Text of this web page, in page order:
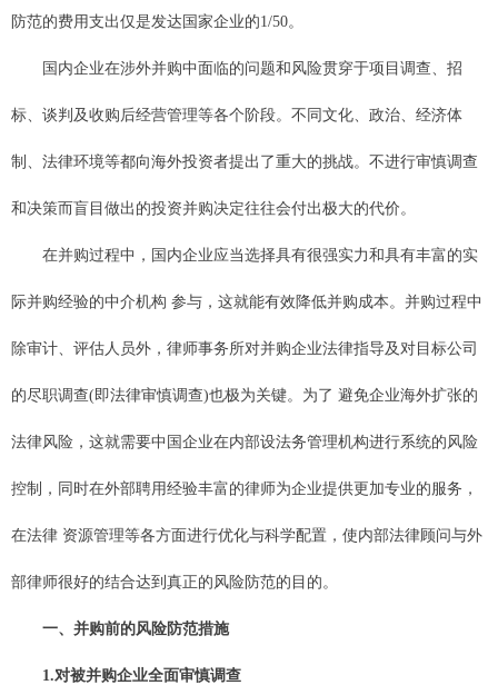
防范的费用支出仅是发达国家企业的1/50。
国内企业在涉外并购中面临的问题和风险贯穿于项目调查、招
标、谈判及收购后经营管理等各个阶段。不同文化、政治、经济体
制、法律环境等都向海外投资者提出了重大的挑战。不进行审慎调查
和决策而盲目做出的投资并购决定往往会付出极大的代价。
在并购过程中，国内企业应当选择具有很强实力和具有丰富的实
际并购经验的中介机构 参与，这就能有效降低并购成本。并购过程中
除审计、评估人员外，律师事务所对并购企业法律指导及对目标公司
的尽职调查(即法律审慎调查)也极为关键。为了 避免企业海外扩张的
法律风险，这就需要中国企业在内部设法务管理机构进行系统的风险
控制，同时在外部聘用经验丰富的律师为企业提供更加专业的服务，
在法律 资源管理等各方面进行优化与科学配置，使内部法律顾问与外
部律师很好的结合达到真正的风险防范的目的。
一、并购前的风险防范措施
1.对被并购企业全面审慎调查